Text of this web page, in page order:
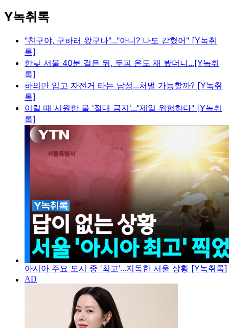
Y녹취록
"친구야, 구하러 왔구나"..."아니? 나도 갇혔어" [Y녹취
록]
한낮 서울 40분 걸은 뒤, 두피 온도 재 봤더니...[Y녹취
록]
하의만 입고 자전거 타는 남성...처벌 가능할까? [Y녹취
록]
이럴 때 시원한 물 '절대 금지'..."제일 위험하다" [Y녹취
록]
아시아 주요 도시 중 '최고'...지독한 서울 상황 [Y녹취록]